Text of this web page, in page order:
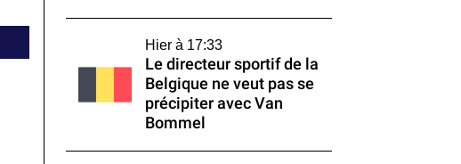
Hier à 17:33
Le directeur sportif de la
Belgique ne veut pas se
précipiter avec Van
Bommel